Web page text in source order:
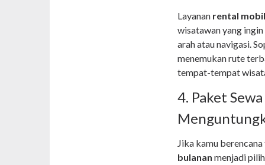
Layanan rental
wisatawan yang
arah atau navigasi.
menemukan rute
tempat-tempat
4. Paket
Jika kamu
bulanan menjadi